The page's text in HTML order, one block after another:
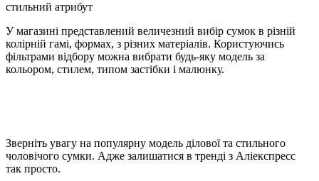
стильний атрибут
У магазині представлений величезний вибір сумок в різній
колірній гамі, формах, з різних матеріалів. Користуючись
фільтрами відбору можна вибрати будь-яку модель за
кольором, стилем, типом застібки і малюнку.
Зверніть увагу на популярну модель ділової та стильного
чоловічого сумки. Адже залишатися в тренді з Аліекспресс
так просто.